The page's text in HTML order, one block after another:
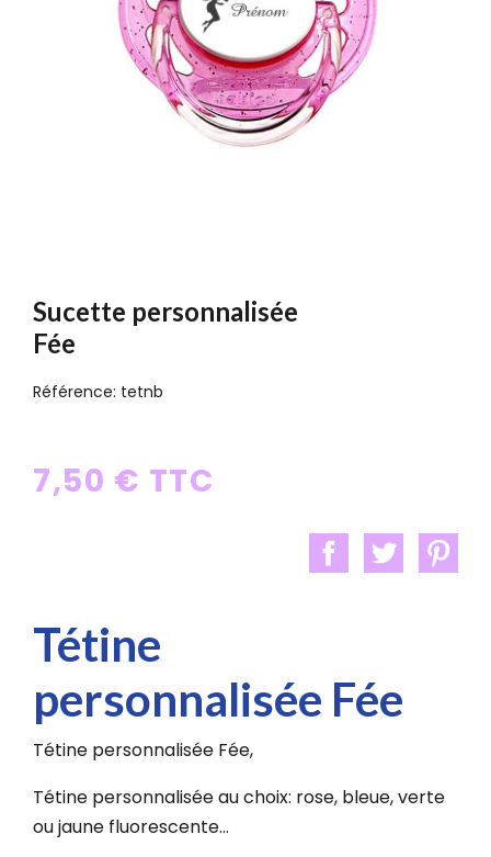
Sucette personnalisée
Fée
Référence: tetnb
7,50 € TTC
Tétine
personnalisée Fée
Tétine personnalisée Fée,
Tétine personnalisée au choix: rose, bleue, verte
ou jaune fluorescente...